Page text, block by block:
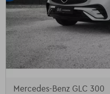
Mercedes-Benz GLC 300